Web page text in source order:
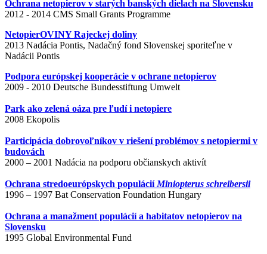
Ochrana netopierov v starých banských dielach na Slovensku
2012 - 2014 CMS Small Grants Programme
NetopierOVINY Rajeckej doliny
2013 Nadácia Pontis, Nadačný fond Slovenskej sporiteľne v
Nadácii Pontis
Podpora európskej kooperácie v ochrane netopierov
2009 - 2010 Deutsche Bundesstiftung Umwelt
Park ako zelená oáza pre ľudí i netopiere
2008 Ekopolis
Participácia dobrovoľníkov v riešení problémov s netopiermi v
budovách
2000 – 2001 Nadácia na podporu občianskych aktivít
Ochrana stredoeurópskych populácií Miniopterus schreibersii
1996 – 1997 Bat Conservation Foundation Hungary
Ochrana a manažment populácií a habitatov netopierov na
Slovensku
1995 Global Environmental Fund